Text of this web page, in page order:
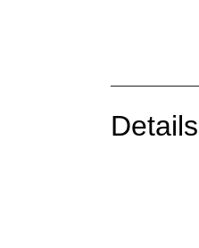
Details